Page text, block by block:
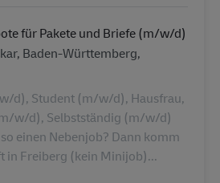
für Pakete und Briefe (m/w/d)
Baden-Württemberg,
d), Student (m/w/d), Hausfrau,
w/d), Selbstständig (m/w/d)
einen Nebenjob? Dann komm
in Freiberg (kein Minijob)...